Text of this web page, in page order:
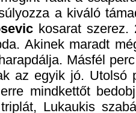
a kiváló
kosarat szerez.
Akinek maradt
Másfél
az egyik jó. Utolsó
mindkettőt
Lukaukis